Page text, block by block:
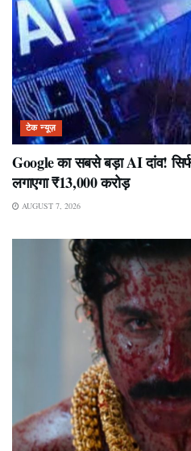
टेक न्यूज़
Google का सबसे बड़ा AI दांव!
लगाएगा ₹13,000 करोड़
AUGUST 7, 2026